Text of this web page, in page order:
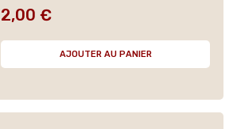
Prix
2,00 €
AJOUTER AU PANIER